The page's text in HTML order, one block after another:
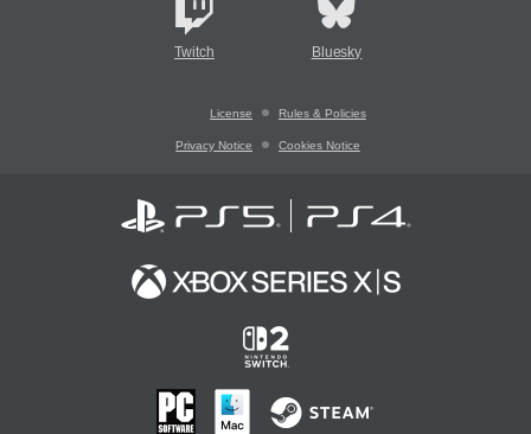
Twitch Bluesky
License Rules & Policies
Privacy Notice Cookies Notice